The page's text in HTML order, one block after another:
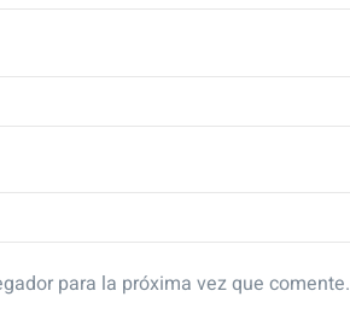
para la próxima vez que comente.